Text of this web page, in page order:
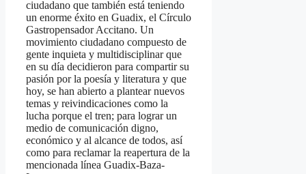
ciudadano que también está teniendo
un enorme éxito en Guadix, el Círculo
Gastropensador Accitano. Un
movimiento ciudadano compuesto de
gente inquieta y multidisciplinar que
en su día decidieron para compartir su
pasión por la poesía y literatura y que
hoy, se han abierto a plantear nuevos
temas y reivindicaciones como la
lucha porque el tren; para lograr un
medio de comunicación digno,
económico y al alcance de todos, así
como para reclamar la reapertura de la
mencionada línea Guadix-Baza-